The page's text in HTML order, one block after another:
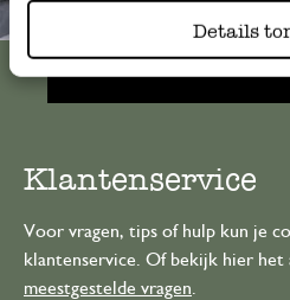
Details
Altijd in de
Bekijk alle 62 winkels
Klantenservice
Voor vragen, tips of hulp kun je
klantenservice. Of bekijk hier
meestgestelde vragen